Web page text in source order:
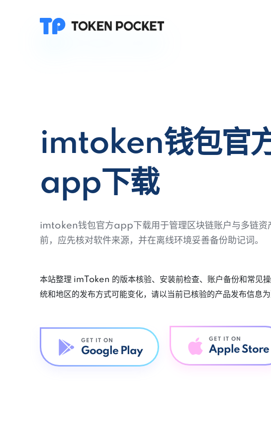
imtoken钱包官
app下载
imtoken钱包官方app下载用于管理区块链账户与多链资
前，应先核对软件来源，并在离线环境妥善备份助记词。
本站整理 imToken 的版本核验、安装前检查、账户备份和常见
统和地区的发布方式可能变化，请以当前已核验的产品发布信息为
GET IT ON
Google Play
GET IT ON
Apple Store